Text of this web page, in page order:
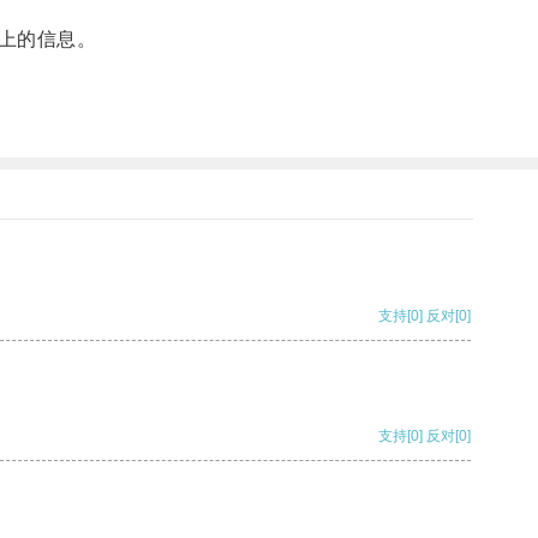
的信息。
支持[0] 反对[0]
支持[0] 反对[0]